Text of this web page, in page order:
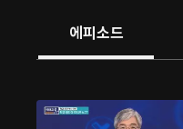
에피소드